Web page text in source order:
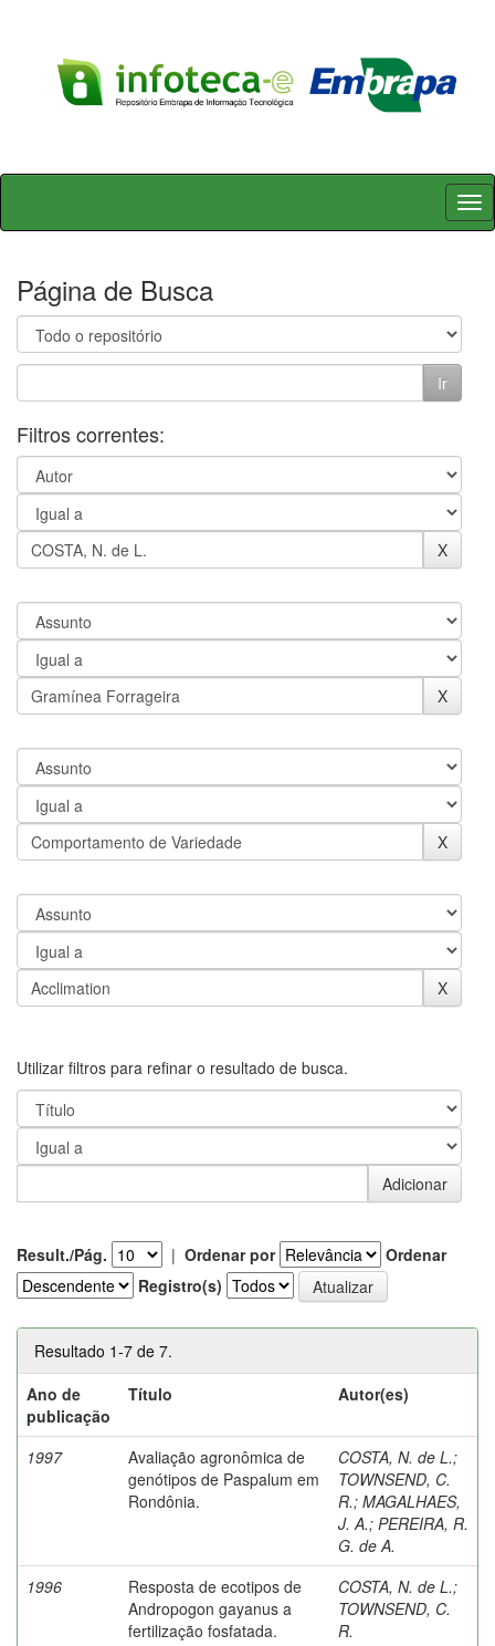
Skip
Página de Busca
Filtros correntes:
Utilizar filtros para refinar o resultado de busca.
Result./Pág. | Ordenar por
Ordenar
Registro(s)
Resultado 1-7 de 7.
Ano de
publicação
Título Autor(es)
1997
Avaliação agronômica de
genótipos de Paspalum em
Rondônia.
COSTA, N. de L.;
TOWNSEND, C.
R.; MAGALHAES,
J. A.; PEREIRA, R.
G. de A.
1996
Resposta de ecotipos de
Andropogon gayanus a
fertilização fosfatada.
COSTA, N. de L.;
TOWNSEND, C.
R.